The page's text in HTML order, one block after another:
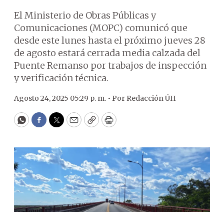
El Ministerio de Obras Públicas y
Comunicaciones (MOPC) comunicó que
desde este lunes hasta el próximo jueves 28
de agosto estará cerrada media calzada del
Puente Remanso por trabajos de inspección
y verificación técnica.
Agosto 24, 2025 05:29 p. m. • Por Redacción ÚH
WhatsApp
Facebook
Twitter
EmailCopyPrint